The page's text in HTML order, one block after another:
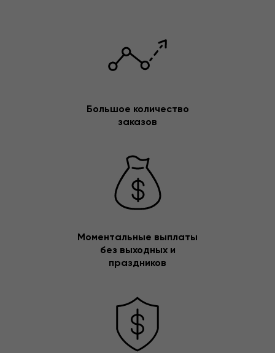
Большое количество
заказов
Моментальные выплаты
без выходных и
праздников